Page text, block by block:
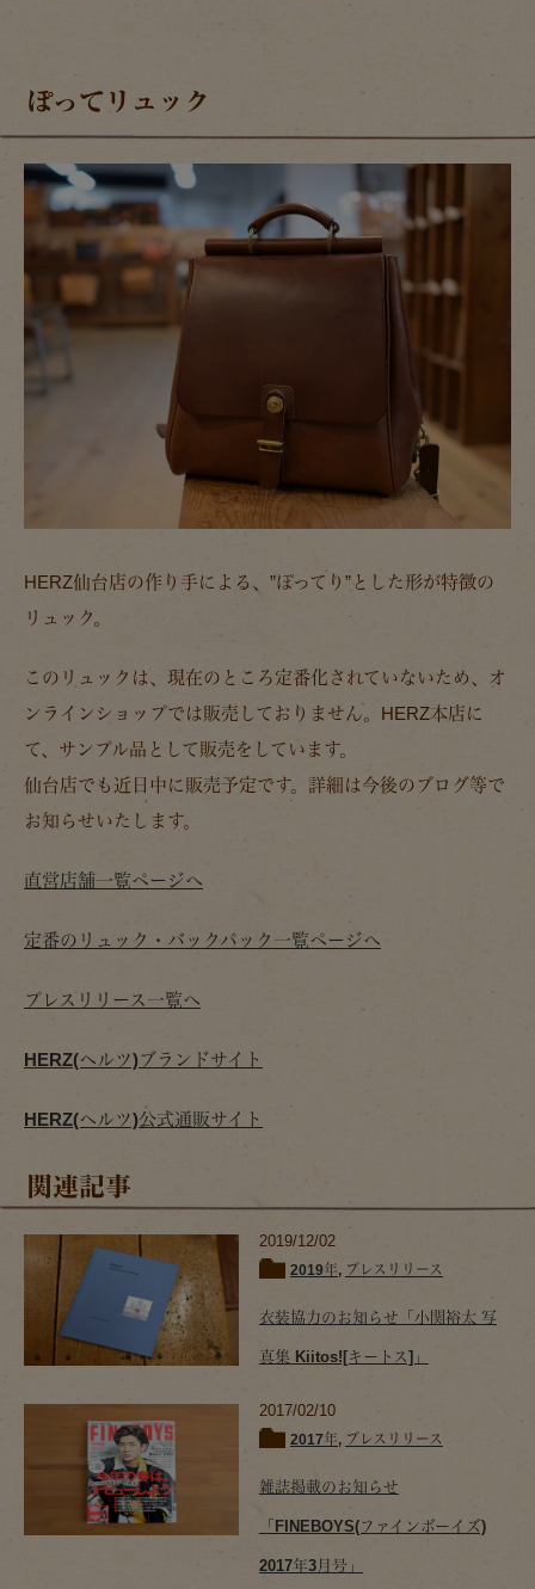
ぽってリュック
HERZ仙台店の作り手による、”ぽってり”とした形が特徴の
リュック。
このリュックは、現在のところ定番化されていないため、オ
ンラインショップでは販売しておりません。HERZ本店に
て、サンプル品として販売をしています。
仙台店でも近日中に販売予定です。詳細は今後のブログ等で
お知らせいたします。
直営店舗一覧ページへ
定番のリュック・バックパック一覧ページへ
プレスリリース一覧へ
HERZ(ヘルツ)ブランドサイト
HERZ(ヘルツ)公式通販サイト
関連記事
2019/12/02
2019年, プレスリリース
衣装協力のお知らせ「小関裕太 写
真集 Kiitos![キートス]」
2017/02/10
2017年, プレスリリース
雑誌掲載のお知らせ
「FINEBOYS(ファインボーイズ)
2017年3月号」